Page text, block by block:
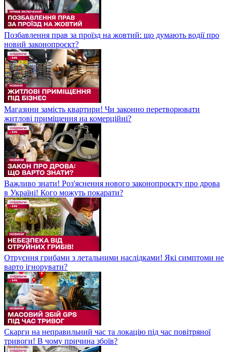
Позбавлення прав за проїзд на жовтий: що думають водії про
новий законопроєкт?
Магазини замість квартири! Чи законно перетворювати
житлові приміщення на комерційні?
Важливо знати! Роз'яснення нового законопроєкту про дрова
в Україні! Кого можуть покарати?
Отруєння грибами з летальними наслідками! Які симптоми не
варто ігнорувати?
Скарги на неправильний час та локацію під час повітряної
тривоги! В чому причина збоїв?